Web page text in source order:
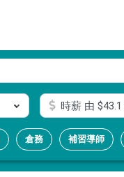
時薪由 $43.1
倉務 補習導師